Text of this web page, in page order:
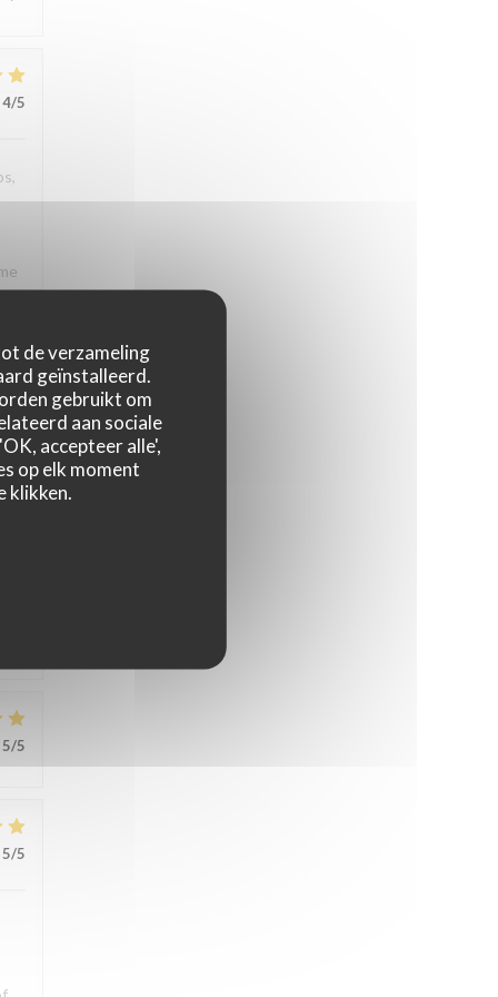
de verzameling
geïnstalleerd.
gebruikt om
aan sociale
accepteer alle',
op elk moment
klikken.
4/5
3/5
5/5
5/5